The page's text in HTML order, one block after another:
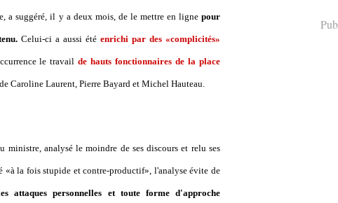
a suggéré, il y a deux mois, de le mettre en lignepour
Celui-ci a aussi étéenrichi par des «complicités»
le travailde hauts fonctionnaires de la place
Caroline Laurent, Pierre Bayard et Michel Hauteau.
ministre, analysé le moindre de ses discours et relu ses
la fois stupide et contre-productif», l'analyse évite de
attaques personnelles et toute forme d'approche